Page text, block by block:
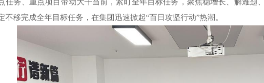
任务、重点项目带动大干当前，紧盯全年目标任务，聚焦稳增长、解难题
不移完成全年目标任务，在集团迅速掀起“百日攻坚行动”热潮。